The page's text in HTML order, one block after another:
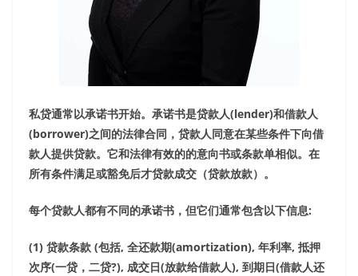
私贷通常以承诺书开始。承诺书是贷款人(lender)和借款人
(borrower)之间的法律合同，贷款人同意在某些条件下向借
款人提供贷款。它和法律有效的的意向书或条款单相似。在
所有条件满足或豁免后才贷款成交（贷款放款）。
每个贷款人都有不同的承诺书，但它们通常包含以下信息:
(1) 贷款条款 (包括, 全还款期(amortization), 年利率, 抵押
次序(一贷，二贷?), 成交日(放款给借款人), 到期日(借款人还